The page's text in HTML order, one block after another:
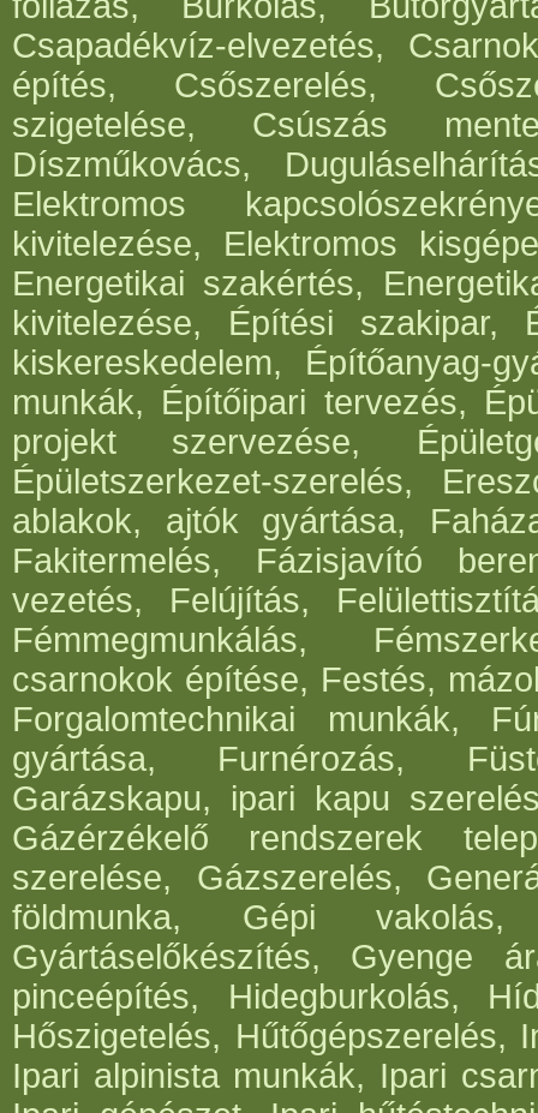
Csapadékvíz-elvezetés,
építés, Csőszerelés,
szigetelése, Csúszás
Díszműkovács,
Elektromos
kivitelezése, Elektromos
Energetikai szakértés,
kivitelezése, Építési szakipar,
kiskereskedelem, Építőanyag-
munkák, Építőipari tervezés,
projekt szervezése,
Épületszerkezet-szerelés,
ablakok, ajtók gyártása,
Fakitermelés, Fázisjavító
vezetés, Felújítás,
Fémmegmunkálás,
csarnokok építése, Festés,
Forgalomtechnikai munkák,
gyártása, Furnérozás,
Garázskapu, ipari kapu
Gázérzékelő rendszerek
szerelése, Gázszerelés,
földmunka, Gépi vakolás,
Gyártáselőkészítés, Gyenge
pinceépítés, Hidegburkolás,
Hőszigetelés, Hűtőgépszerelés,
Ipari alpinista munkák, Ipari